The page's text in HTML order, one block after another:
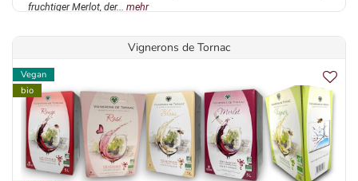
fruchtiger Merlot, der... mehr
Vignerons de Tornac
Vegan
bio